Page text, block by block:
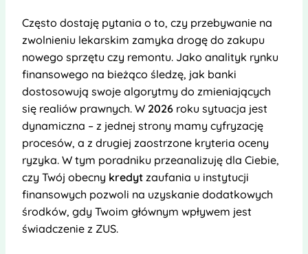
Często dostaję pytania o to, czy przebywanie na
zwolnieniu lekarskim zamyka drogę do zakupu
nowego sprzętu czy remontu. Jako analityk rynku
finansowego na bieżąco śledzę, jak banki
dostosowują swoje algorytmy do zmieniających
się realiów prawnych. W 2026roku sytuacja jest
dynamiczna – z jednej strony mamy cyfryzację
procesów, a z drugiej zaostrzone kryteria oceny
ryzyka. W tym poradniku przeanalizuję dla Ciebie,
czy Twój obecny kredytzaufania u instytucji
finansowych pozwoli na uzyskanie dodatkowych
środków, gdy Twoim głównym wpływem jest
świadczenie z ZUS.